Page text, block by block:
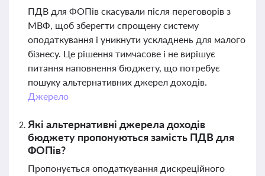
ПДВ для ФОПів скасували після переговорів з
МВФ, щоб зберегти спрощену систему
оподаткування і уникнути ускладнень для малого
бізнесу. Це рішення тимчасове і не вирішує
питання наповнення бюджету, що потребує
пошуку альтернативних джерел доходів.
Джерело
Які альтернативні джерела доходів
бюджету пропонуються замість ПДВ для
ФОПів?
Пропонується оподаткування дискреційного